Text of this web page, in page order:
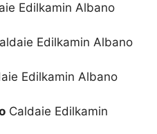
Edilkamin Albano
Edilkamin Albano
Edilkamin Albano
Caldaie Edilkamin